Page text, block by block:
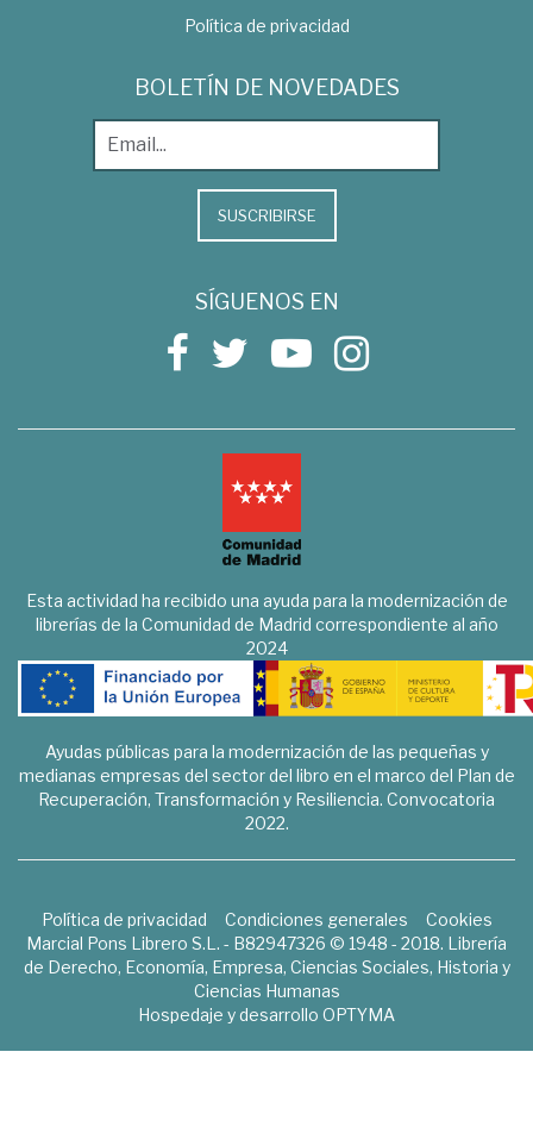
Política de privacidad
BOLETÍN DE NOVEDADES
SUSCRIBIRSE
SÍGUENOS EN
Esta actividad ha recibido una ayuda para la modernización de
librerías de la Comunidad de Madrid correspondiente al año
2024
Ayudas públicas para la modernización de las pequeñas y
medianas empresas del sector del libro en el marco del Plan de
Recuperación, Transformación y Resiliencia. Convocatoria
2022.
Política de privacidad Condiciones generales
Cookies
Marcial Pons Librero S.L. - B82947326 © 1948 - 2018. Librería
de Derecho, Economía, Empresa, Ciencias Sociales, Historia y
Ciencias Humanas
Hospedaje y desarrollo OPTYMA